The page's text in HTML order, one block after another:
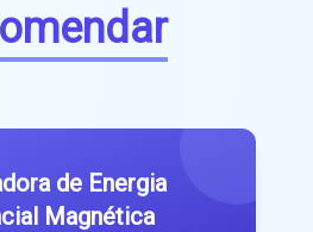
de Energia
Magnética